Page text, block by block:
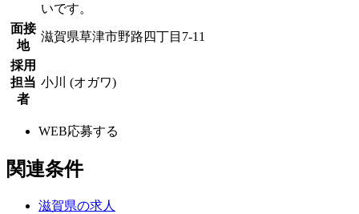
いです。
面接
地
滋賀県草津市野路四丁目7-11
採用
担当
者
小川 (オガワ)
WEB応募する
関連条件
滋賀県の求人